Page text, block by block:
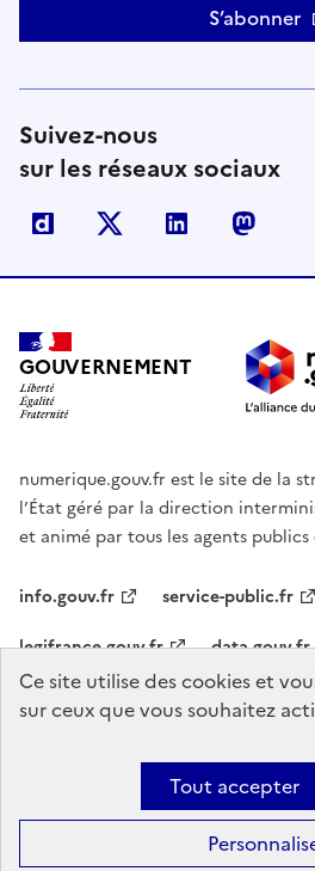
S’abonner
Suivez-nous
sur les réseaux sociaux
Dailymotion Linkedin
GOUVERNEMENT
numerique.gouv.fr est le site de la
l’État géré par la direction
et animé par tous les agents
info.gouv.fr
service-public.fr
legifrance.gouv.fr
data.gouv.fr
Agenda Nous contacter Mentions
Sauf mention explicite de propriété
les contenus de ce site sont proposés sous
Sites faciles
Ce site utilise des cookies et
sur ceux que vous souhaitez
Tout accepter